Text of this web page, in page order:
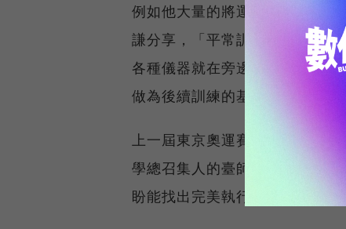
例如他大量的將運動科學導入
謙分享，「平常訓練時，運動
各種儀器就在旁邊。」他說，「
做為後續訓練的基礎。」
上一屆東京奧運賽前，翁士航
學總召集人的臺師大運動競技學
盼能找出完美執行高難度動作的